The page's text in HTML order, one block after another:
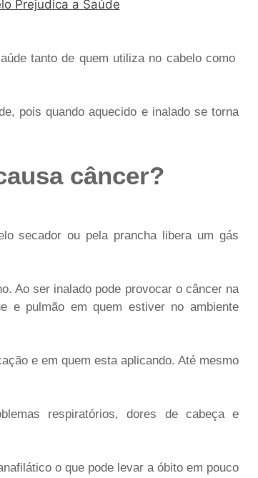
tanto de quem utiliza no cabelo como
pois quando aquecido e inalado se torna
câncer?
secador ou pela prancha libera um gás
Ao ser inalado pode provocar o câncer na
e pulmão em quem estiver no ambiente
e em quem esta aplicando. Até mesmo
respiratórios, dores de cabeça e
o que pode levar a óbito em pouco